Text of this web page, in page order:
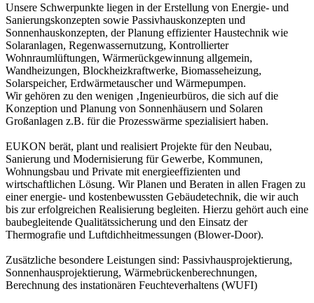
Unsere Schwerpunkte liegen in der Erstellung von Energie- und
Sanierungskonzepten sowie Passivhauskonzepten und
Sonnenhauskonzepten, der Planung effizienter Haustechnik wie
Solaranlagen, Regenwassernutzung, Kontrollierter
Wohnraumlüftungen, Wärmerückgewinnung allgemein,
Wandheizungen, Blockheizkraftwerke, Biomasseheizung,
Solarspeicher, Erdwärmetauscher und Wärmepumpen.
Wir gehören zu den wenigen ‚Ingenieurbüros, die sich auf die
Konzeption und Planung von Sonnenhäusern und Solaren
Großanlagen z.B. für die Prozesswärme spezialisiert haben.
EUKON berät, plant und realisiert Projekte für den Neubau,
Sanierung und Modernisierung für Gewerbe, Kommunen,
Wohnungsbau und Private mit energieeffizienten und
wirtschaftlichen Lösung. Wir Planen und Beraten in allen Fragen zu
einer energie- und kostenbewussten Gebäudetechnik, die wir auch
bis zur erfolgreichen Realisierung begleiten. Hierzu gehört auch eine
baubegleitende Qualitätssicherung und den Einsatz der
Thermografie und Luftdichheitmessungen (Blower-Door).
Zusätzliche besondere Leistungen sind: Passivhausprojektierung,
Sonnenhausprojektierung, Wärmebrückenberechnungen,
Berechnung des instationären Feuchteverhaltens (WUFI)